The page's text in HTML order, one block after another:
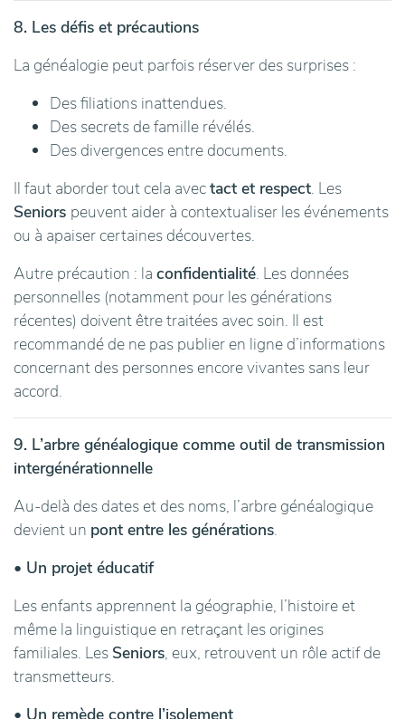
8. Les défis et précautions
La généalogie peut parfois réserver des surprises :
Des filiations inattendues.
Des secrets de famille révélés.
Des divergences entre documents.
Il faut aborder tout cela avectact et respect. Les
Seniors peuvent aider à contextualiser les événements
ou à apaiser certaines découvertes.
Autre précaution : la confidentialité. Les données
personnelles (notamment pour les générations
récentes) doivent être traitées avec soin. Il est
recommandé de ne pas publier en ligne d’informations
concernant des personnes encore vivantes sans leur
accord.
9. L’arbre généalogique comme outil de transmission
intergénérationnelle
Au-delà des dates et des noms, l’arbre généalogique
devient un pont entre les générations.
• Un projet éducatif
Les enfants apprennent la géographie, l’histoire et
même la linguistique en retraçant les origines
familiales. Les Seniors, eux, retrouvent un rôle actif de
transmetteurs.